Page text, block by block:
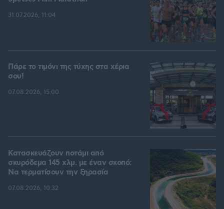
31.07.2026, 11:04
Πάρε το τιμόνι της τύχης στα χέρια
σου!
07.08.2026, 15:00
Κατασκευάζουν ποτάμι από
σκυρόδεμα 145 χλμ. με έναν σκοπό:
Να τερματίσουν την ξηρασία
07.08.2026, 10:32